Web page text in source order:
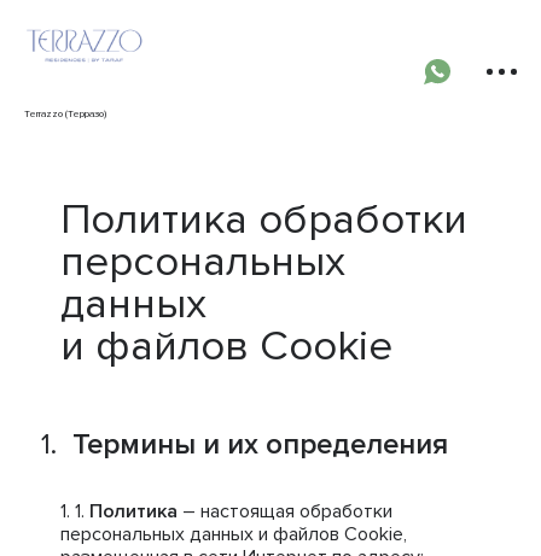
Terrazzo (Терразо)
Политика обработки
персональных
данных
и файлов Cookie
Термины и их определения
Политика – настоящая обработки
персональных данных и файлов Cookie,